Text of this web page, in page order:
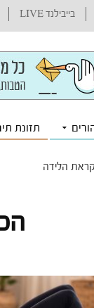
בייבילנד LIVE
תזונת
הלידה